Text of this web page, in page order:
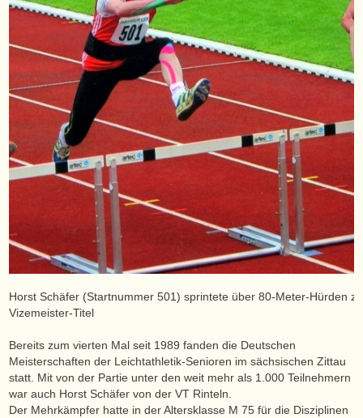
Horst Schäfer (Startnummer 501) sprintete über 80-Meter-Hürden
Vizemeister-Titel
Bereits zum vierten Mal seit 1989 fanden die Deutschen
Meisterschaften der Leichtathletik-Senioren im sächsischen Zittau
statt. Mit von der Partie unter den weit mehr als 1.000 Teilnehmern
war auch Horst Schäfer von der VT Rinteln.
Der Mehrkämpfer hatte in der Altersklasse M 75 für die Disziplinen